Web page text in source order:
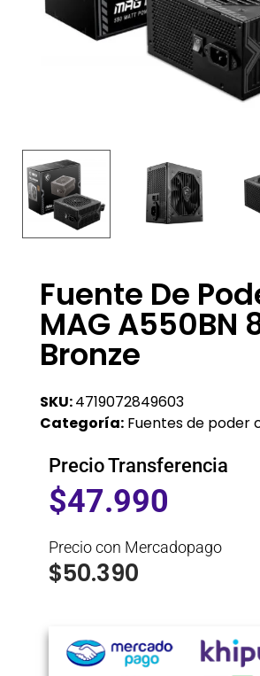
Fuente De
MAG A550BN
Bronze
SKU:4719072849603
Categoría: Fuentes de poder
Precio Transferencia
$47.990
Precio con Mercadopago
$50.390